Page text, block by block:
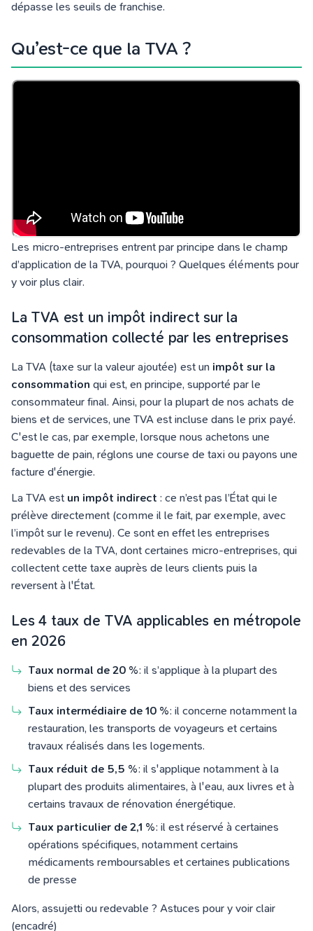
dépasse les seuils de franchise.
Qu’est-ce que la TVA ?
Les micro-entreprises entrent par principe dans le champ
d’application de la TVA, pourquoi ? Quelques éléments pour
y voir plus clair.
La TVA est un impôt indirect sur la
consommation collecté par les entreprises
La TVA (taxe sur la valeur ajoutée) est un impôt sur la
consommation qui est, en principe, supporté par le
consommateur final. Ainsi, pour la plupart de nos achats de
biens et de services, une TVA est incluse dans le prix payé.
C'est le cas, par exemple, lorsque nous achetons une
baguette de pain, réglons une course de taxi ou payons une
facture d'énergie.
La TVA est un impôt indirect : ce n’est pas l’État qui le
prélève directement (comme il le fait, par exemple, avec
l’impôt sur le revenu). Ce sont en effet les entreprises
redevables de la TVA, dont certaines micro-entreprises, qui
collectent cette taxe auprès de leurs clients puis la
reversent à l'État.
Les 4 taux de TVA applicables en métropole
en 2026
Taux normal de 20 %: il s’applique à la plupart des
biens et des services
Taux intermédiaire de 10 %: il concerne notamment la
restauration, les transports de voyageurs et certains
travaux réalisés dans les logements.
Taux réduit de 5,5 %: il s'applique notamment à la
plupart des produits alimentaires, à l'eau, aux livres et à
certains travaux de rénovation énergétique.
Taux particulier de 2,1 %: il est réservé à certaines
opérations spécifiques, notamment certains
médicaments remboursables et certaines publications
de presse
Alors, assujetti ou redevable ? Astuces pour y voir clair
(encadré)